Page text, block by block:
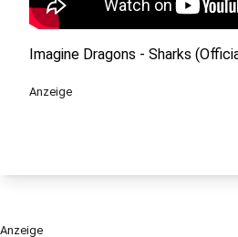
Imagine Dragons - Sharks
Anzeige
Anzeige